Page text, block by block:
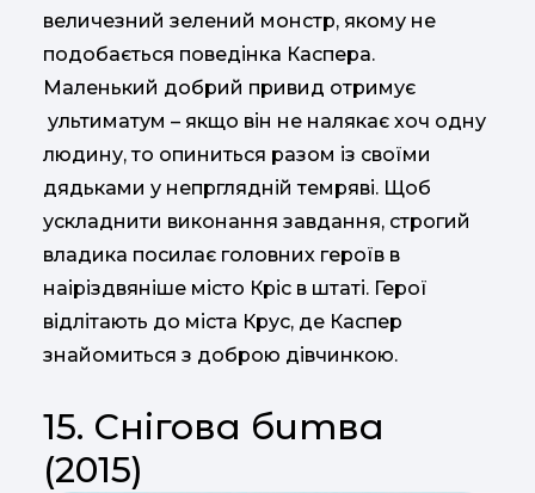
величезний зелений монстр, якому не
подобається поведінка Каспера.
Маленький добрий привид отримує
ультиматум – якщо він не налякає хоч одну
людину, то опиниться разом із своїми
дядьками у непрглядній темряві. Щоб
ускладнити виконання завдання, строгий
владика посилає головних героїв в
наіріздвяніше місто Кріс в штаті. Герої
відлітають до міста Крус, де Каспер
знайомиться з доброю дівчинкою.
15. Снігова битва
(2015)